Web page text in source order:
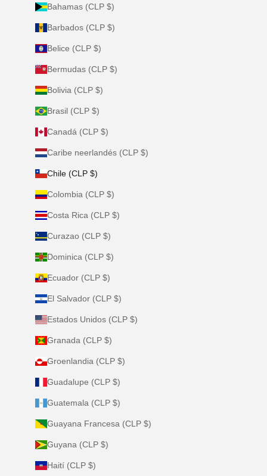
Bahamas (CLP $)
Barbados (CLP $)
Belice (CLP $)
Bermudas (CLP $)
Bolivia (CLP $)
Brasil (CLP $)
Canadá (CLP $)
Caribe neerlandés (CLP $)
Chile (CLP $)
Colombia (CLP $)
Costa Rica (CLP $)
Curazao (CLP $)
Dominica (CLP $)
Ecuador (CLP $)
El Salvador (CLP $)
Estados Unidos (CLP $)
Granada (CLP $)
Groenlandia (CLP $)
Guadalupe (CLP $)
Guatemala (CLP $)
Guayana Francesa (CLP $)
Guyana (CLP $)
Haití (CLP $)